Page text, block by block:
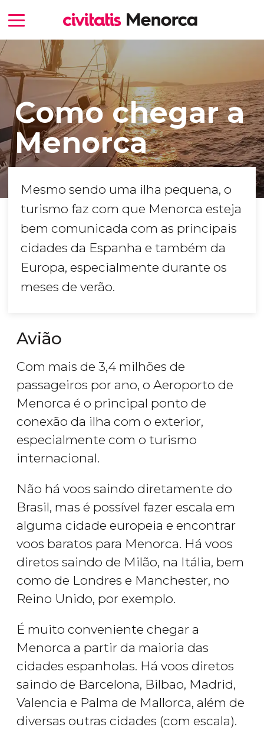
Como chegar a
Menorca
Mesmo sendo uma ilha pequena, o
turismo faz com que Menorca esteja
bem comunicada com as principais
cidades da Espanha e também da
Europa, especialmente durante os
meses de verão.
Avião
Com mais de 3,4 milhões de
passageiros por ano, o Aeroporto de
Menorca é o principal ponto de
conexão da ilha com o exterior,
especialmente com o turismo
internacional.
Não há voos saindo diretamente do
Brasil, mas é possível fazer escala em
alguma cidade europeia e encontrar
voos baratos para Menorca. Há voos
diretos saindo de Milão, na Itália, bem
como de Londres e Manchester, no
Reino Unido, por exemplo.
É muito conveniente chegar a
Menorca a partir da maioria das
cidades espanholas. Há voos diretos
saindo de Barcelona, Bilbao, Madrid,
Valencia e Palma de Mallorca, além de
diversas outras cidades (com escala).